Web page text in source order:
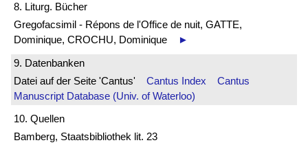
8. Liturg. Bücher
Gregofacsimil - Répons de l'Office de nuit, GATTE,
Dominique, CROCHU, Dominique
►
9. Datenbanken
Datei auf der Seite 'Cantus' Cantus Index
Cantus
Manuscript Database (Univ. of Waterloo)
10. Quellen
Bamberg, Staatsbibliothek lit. 23